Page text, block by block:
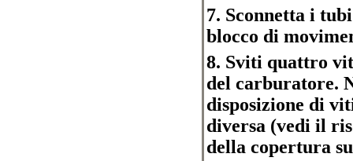
7. Sconnetta i
blocco di
8. Sviti quattro
del carburatore.
disposizione di
diversa (vedi il
della copertura